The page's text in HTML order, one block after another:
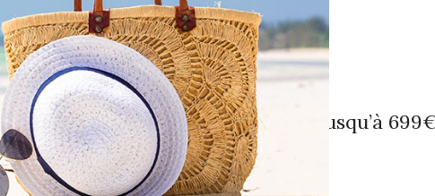
Z- Wendy
A partir de 399€ jusqu’à
COULEUR